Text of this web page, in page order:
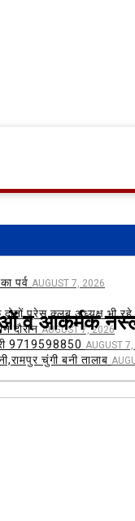
पर्व AUGUST 7, 2026
दोनों प्रेस क्लब अध्यक्ष भी
दौरानAUGUST 7, 2026
9719598850 AUGUST
चुंगी बनी तालाब
व आकर्मक